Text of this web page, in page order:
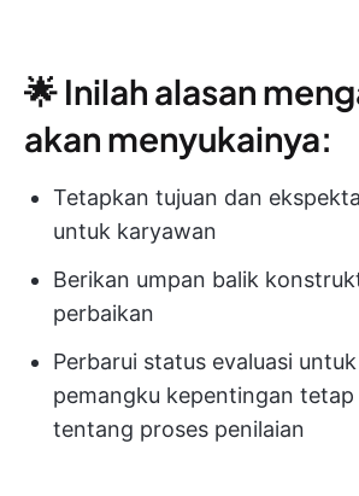
🌟 Inilah alasan
akan menyukainya:
Tetapkan tujuan dan
untuk karyawan
Berikan umpan balik
perbaikan
Perbarui status evaluasi
pemangku kepentingan
tentang proses penilaian